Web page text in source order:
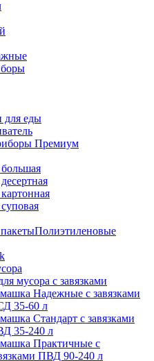
для еды
Премиум
Полиэтиленовые
мусора с завязками
Надежные с завязками
35-60 л
Стандарт с завязками
35-240 л
Практичные с
ПВД 90-240 л